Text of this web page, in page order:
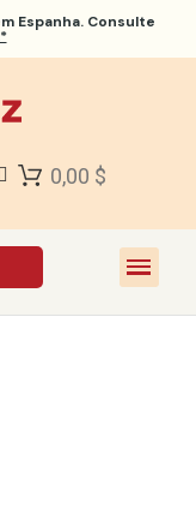
Espanha. Consulte
0,00 $